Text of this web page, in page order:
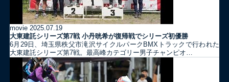
movie 2025.07.19
大東建託シリーズ第7戦 ⼩丹晄希が復帰戦でシリーズ初優勝
6月29日、埼玉県秩父市滝沢サイクルパークBMXトラックで行われた
大東建託シリーズ第7戦。最高峰カテゴリー男子チャンピオ…